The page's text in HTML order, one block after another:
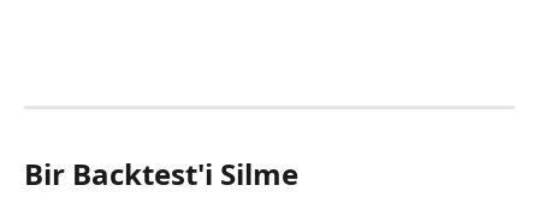
Bir Backtest'i Silme